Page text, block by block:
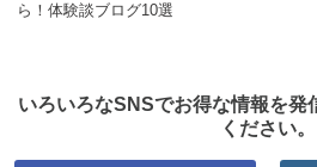
ら！体験談ブログ10選
いろいろなSNSでお得な情報を発
ください。